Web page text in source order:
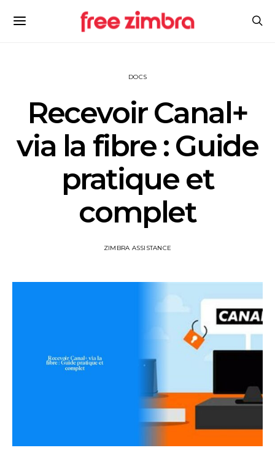
DOCS
Recevoir Canal+
via la fibre : Guide
pratique et
complet
ZIMBRA ASSISTANCE